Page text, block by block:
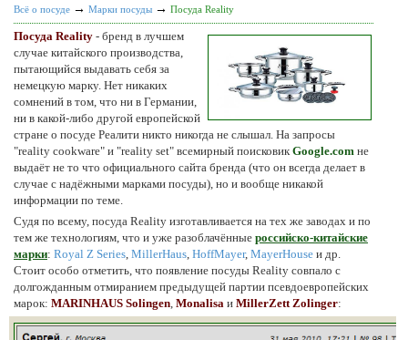
Всё о посуде → Марки посуды → Посуда Reality
Посуда Reality - бренд в лучшем
случае китайского производства,
пытающийся выдавать себя за
немецкую марку. Нет никаких
сомнений в том, что ни в Германии,
ни в какой-либо другой европейской
стране о посуде Реалити никто никогда не слышал. На запросы
"reality cookware" и "reality set" всемирный поисковик Google.com не
выдаёт не то что официального сайта бренда (что он всегда делает в
случае с надёжными марками посуды), но и вообще никакой
информации по теме.
Судя по всему, посуда Reality изготавливается на тех же заводах и по
тем же технологиям, что и уже разоблачённые российско-китайские
марки: Royal Z Series MillerHaus HoffMayer, MayerHouse и др.
Стоит особо отметить, что появление посуды Reality совпало с
долгожданным отмиранием предыдущей партии псевдоевропейских
марок: MARINHAUS Solingen Monalisa и MillerZett Zolinger: